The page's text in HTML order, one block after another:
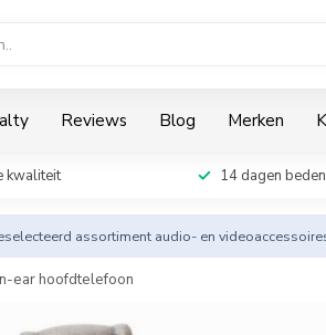
Reviews Blog Merken
kwaliteit 14 dagen
assortiment audio- en
ear hoofdtelefoon